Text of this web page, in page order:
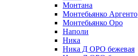
Монтана
Монтебьянко Аргенто
Монтебьянко Оро
Наполи
Ника
Ника Д ОРО бежевая